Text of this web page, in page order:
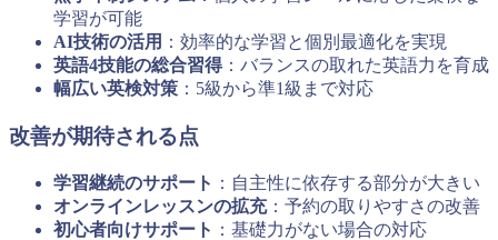
学習が可能
AI技術の活用 ：効率的な学習と個別最適化を実現
英語4技能の総合習得：バランスの取れた英語力を育成
幅広い英検対策 ：5級から準1級まで対応
改善が期待される点
学習継続のサポート ：自主性に依存する部分が大きい
オンラインレッスンの拡充：予約の取りやすさの改善
初心者向けサポート ：基礎力がない場合の対応